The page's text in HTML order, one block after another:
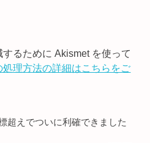
るために Akismet を使って
処理方法の詳細はこちらをご
超えでついに利確できました